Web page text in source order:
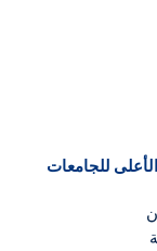
للجامعات